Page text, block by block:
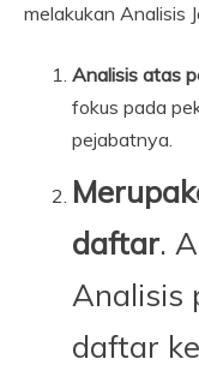
melakukan Analisis
Analisis atas
fokus pada
pejabatnya.
daftar.
Analisis
daftar